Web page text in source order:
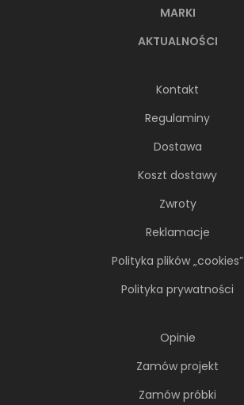
MARKI
AKTUALNOŚCI
Kontakt
Regulaminy
Dostawa
Koszt dostawy
Zwroty
Reklamacje
Polityka plików „cookies”
Polityka prywatności
Opinie
Zamów projekt
Zamów próbki